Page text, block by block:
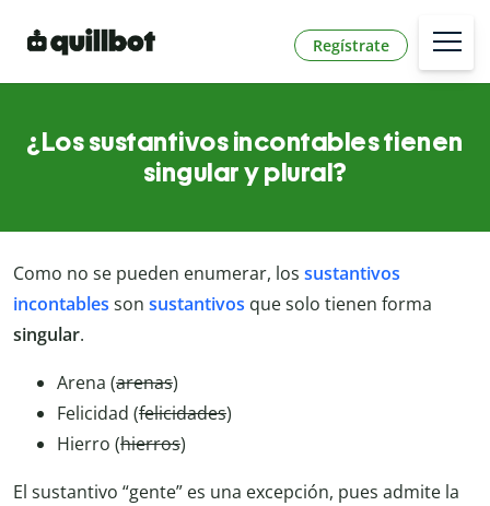
Regístrate
¿Los sustantivos incontables tienen
singular y plural?
Como no se pueden enumerar, los sustantivos
incontables son sustantivos que solo tienen forma
singular.
Arena (arenas)
Felicidad (felicidades)
Hierro (hierros)
El sustantivo “gente” es una excepción, pues admite la